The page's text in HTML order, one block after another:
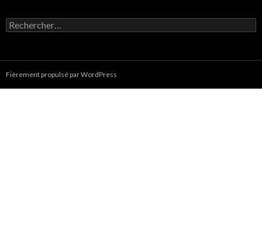
Rechercher :
Fièrement propulsé par WordPress